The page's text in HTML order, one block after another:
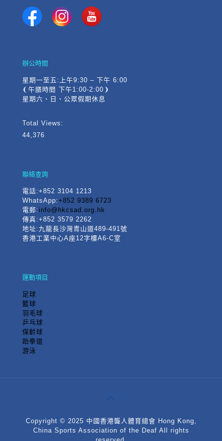
辦公時間
星期一至五:上午9:30 – 下午 6:00
❨午膳時間 下午1:00-2:00❩
星期六、日、公眾假期休息
Total Views:
44,376
聯絡查詢
電話:+852 3104 1213
WhatsApp:+852 9389 6723
電郵: info@hkcsad.org.hk
傳真:+852 3579 2262
地址:九龍長沙灣青山道489-491號
香港工業中心A座12字樓A6-C室
運動項目
足球
籃球
羽毛球
乒乓球
保齡球
跆拳道
游泳
Copyright © 2025 中國香港聾人體育總會 Hong Kong,
China Sports Association of the Deaf All rights